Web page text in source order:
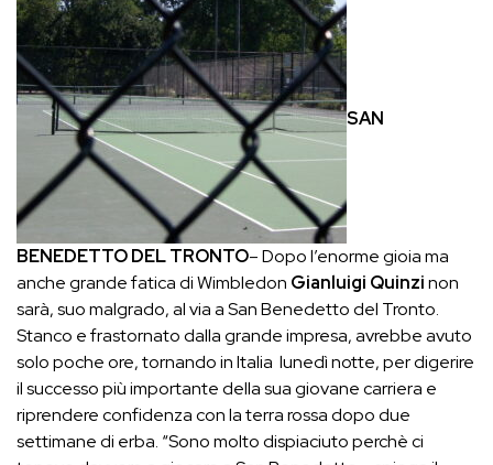
SAN
BENEDETTO DEL TRONTO– Dopo l’enorme gioia ma
anche grande fatica di Wimbledon Gianluigi Quinzinon
sarà, suo malgrado, al via a San Benedetto del Tronto.
Stanco e frastornato dalla grande impresa, avrebbe avuto
solo poche ore, tornando in Italia lunedì notte, per digerire
il successo più importante della sua giovane carriera e
riprendere confidenza con la terra rossa dopo due
settimane di erba. “Sono molto dispiaciuto perchè ci